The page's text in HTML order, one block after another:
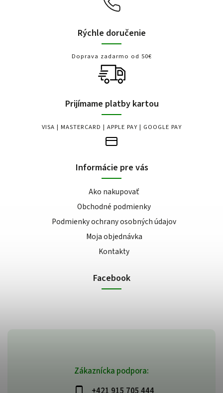
Zákaznícka podpora:
Rýchle doručenie
Doprava zadarmo od 50€
Prijímame platby kartou
VISA | MASTERCARD | APPLE PAY | GOOGLE PAY
Informácie pre vás
Ako nakupovať
Obchodné podmienky
Podmienky ochrany osobných údajov
Moja objednávka
Kontakty
Facebook